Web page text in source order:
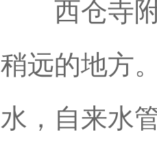
西仓寺附
稍远的地方
水，自来水